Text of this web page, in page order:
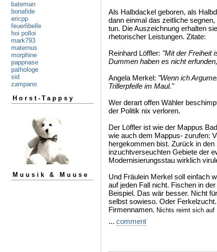
bateman
bonafide
ericpp
feuerlibelle
hoi polloi
mark793
maternus
morphine
pappnase
pathologe
sid
zampano
Horst-Tappsy
Muusik & Muuse
Als Halbdackel geboren, als
dann einmal das zeitliche
tun. Die Auszeichnung erhalten
rhetorischer Leistungen. Zitate:
Reinhard Löffler: "Mit der Freiheit
Dummen haben es nicht
Angela Merkel: "Wenn ich
Trillerpfeife im Maul."
Wer derart offen Wähler
der Politik nix verloren.
Der Löffler ist wie der Mappus
wie auch dem Mappus- zurufen:
hergekommen bist. Zurück in
inzuchtverseuchten Gebiete der
Modernisierungsstau wirklich
Und Fräulein Merkel soll einfach
auf jeden Fall nicht. Fischen in
Beispiel. Das wär besser. Nicht
selbst sowieso. Oder
Firmennamen. Nichts reimt sich auf
... comment